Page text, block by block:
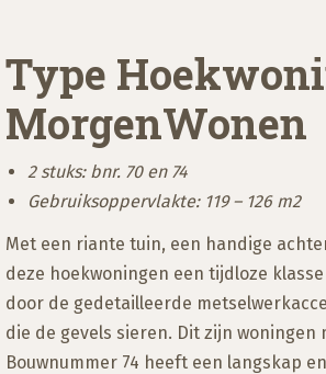
Type
MorgenWonen
2 stuks: bnr. 70 en 74
Gebruiksoppervlakte: 119 – 126 m2
Met een riante tuin, een handige
deze hoekwoningen een tijdloze
door de gedetailleerde
die de gevels sieren. Dit zijn
Bouwnummer 74 heeft een langskap